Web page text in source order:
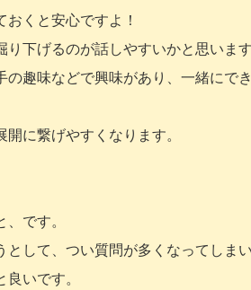
くと安心ですよ！
下げるのが話しやすいかと思います
趣味などで興味があり、一緒にで
に繋げやすくなります。
です。
して、つい質問が多くなってしまい
いです。